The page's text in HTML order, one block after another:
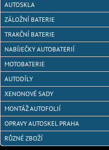
AUTOSKLA
ZÁLOŽNÍ BATERIE
TRAKČNÍ BATERIE
NABÍJEČKY AUTOBATERIÍ
MOTOBATERIE
AUTODÍLY
XENONOVÉ SADY
MONTÁŽ AUTOFOLIÍ
OPRAVY AUTOSKEL PRAHA
RŮZNÉ ZBOŽÍ